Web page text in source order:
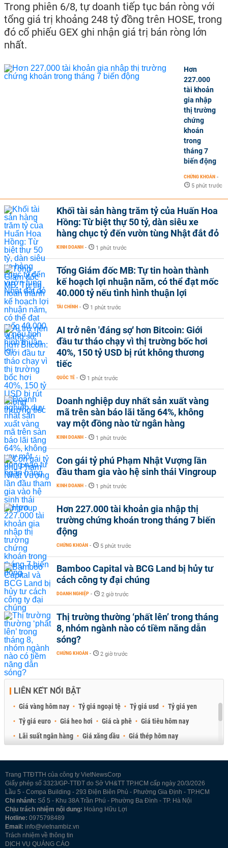
Trong phiên 6/8, tự doanh tiếp tục bán ròng với
tổng giá trị khoảng 248 tỷ đồng trên HOSE, trong
đó cổ phiếu GEX ghi nhận giá trị bán ròng lớn
nhất.
Hơn
227.000
tài khoản
gia nhập
thị trường
chứng
khoán
trong
tháng 7
biến động
CHỨNG KHOÁN -
5 phút trước
Khối tài sản hàng trăm tỷ của Huấn Hoa
Hồng: Từ biệt thự 50 tỷ, dàn siêu xe
hàng chục tỷ đến vườn tùng Nhật đắt đỏ
KINH DOANH - 1 phút trước
Tổng Giám đốc MB: Tự tin hoàn thành
kế hoạch lợi nhuận năm, có thể đạt mốc
40.000 tỷ nếu tình hình thuận lợi
TÀI CHÍNH - 1 phút trước
AI trở nên 'đáng sợ' hơn Bitcoin: Giới
đầu tư tháo chạy vì thị trường bốc hơi
40%, 150 tỷ USD bị rút không thương
tiếc
QUỐC TẾ - 1 phút trước
Doanh nghiệp duy nhất sản xuất vàng
mã trên sàn báo lãi tăng 64%, không
vay một đồng nào từ ngân hàng
KINH DOANH - 1 phút trước
Con gái tỷ phú Phạm Nhật Vượng lần
đầu tham gia vào hệ sinh thái Vingroup
KINH DOANH - 1 phút trước
Hơn 227.000 tài khoản gia nhập thị
trường chứng khoán trong tháng 7 biến
động
CHỨNG KHOÁN - 5 phút trước
Bamboo Capital và BCG Land bị hủy tư
cách công ty đại chúng
DOANH NGHIỆP - 2 giờ trước
Thị trường thường ‘phất lên’ trong tháng
8, nhóm ngành nào có tiềm năng dẫn
sóng?
CHỨNG KHOÁN - 2 giờ trước
LIÊN KẾT NỔI BẬT
Giá vàng hôm nay Tỷ giá ngoại tệ Tỷ giá usd
Tỷ giá yen
Tỷ giá euro
Giá heo hơi Giá cà phê
Giá tiêu hôm nay
Lãi suất ngân hàng
Giá xăng dầu
Giá thép hôm nay
Trang TTĐTTH của công ty VietNewsCorp
Giấy phép số 3323/GP-TTĐT do Sở VH&TT TP.HCM cấp ngày 20/3/2026
Lầu 5 - Compa Building - 293 Điện Biên Phủ - Phường Gia Định - TP.HCM
Chi nhánh: Số 5 - Khu 38A Trần Phú - Phường Ba Đình - TP. Hà Nội
Chịu trách nhiệm nội dung: Hoàng Hữu Lợi
Hotline: 0975798489
Email: info@vietnambiz.vn
Trách nhiệm về thông tin
DỊCH VỤ QUẢNG CÁO